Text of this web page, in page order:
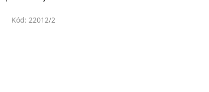
Kód: 22012/2